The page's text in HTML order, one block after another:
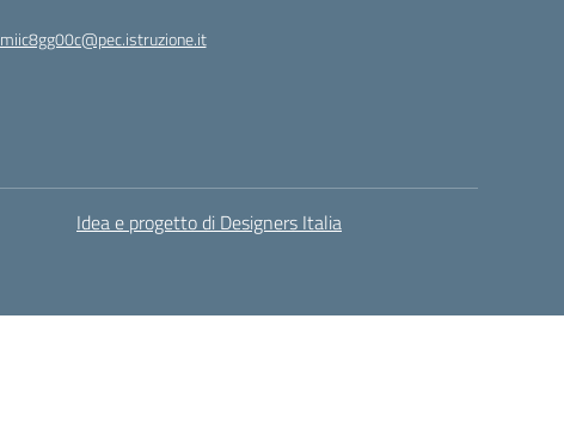
miic8gg00c@pec.istruzione.it
Idea e progetto di Designers Italia